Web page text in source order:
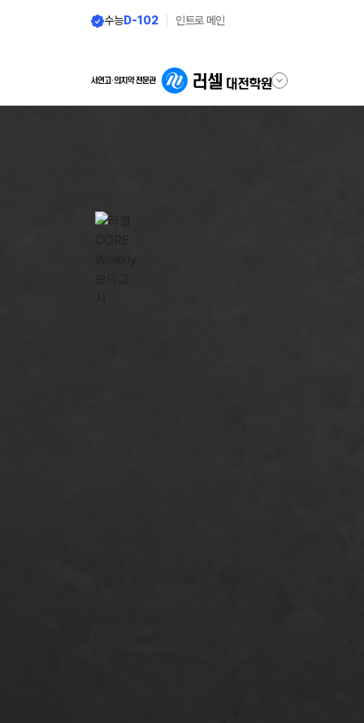
수능D-102 인트로 메인